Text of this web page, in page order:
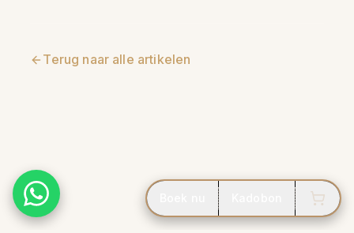
Terug naar alle artikelen